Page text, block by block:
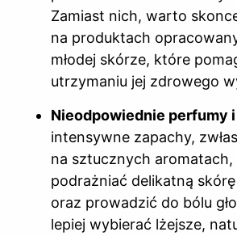
Zamiast nich, warto
na produktach
młodej skórze, które
utrzymaniu jej zdrowego
Nieodpowiednie perfumy i
intensywne zapachy,
na sztucznych aromatach,
podrażniać delikatną
oraz prowadzić do bólu
lepiej wybierać lżejsze,